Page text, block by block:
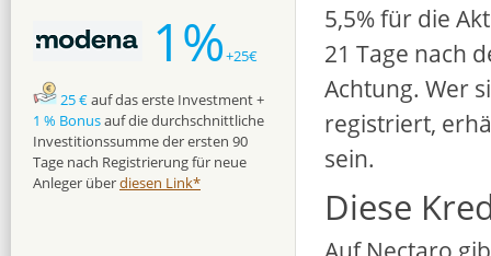
5,5% für die
21 Tage nach
Achtung. Wer
registriert,
sein.
Diese
1%+25€
25 €auf das erste Investment +
1 % Bonusauf die durchschnittliche
Investitionssumme der ersten 90
Tage nach Registrierung für neue
Anleger überdiesen Link*